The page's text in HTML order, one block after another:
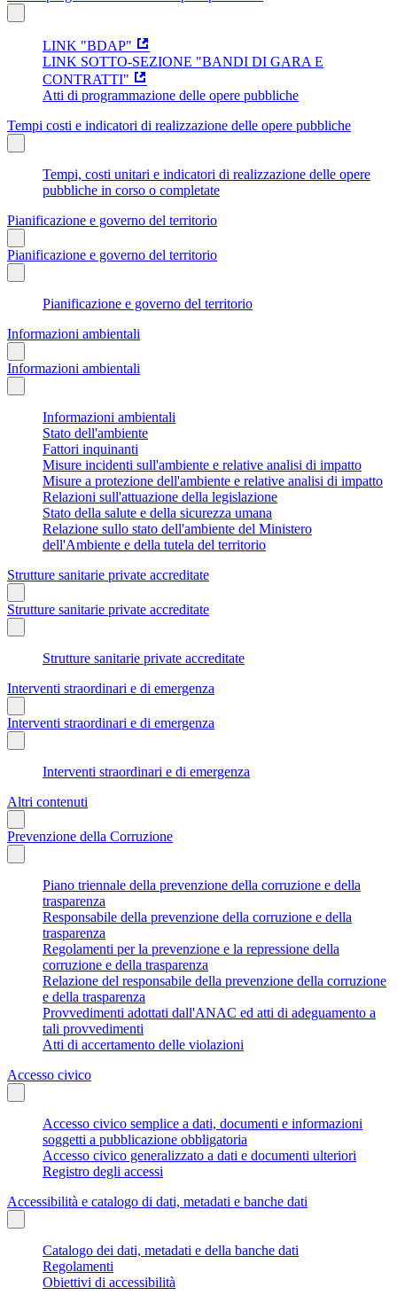
LINK "BDAP"
LINK SOTTO-SEZIONE "BANDI DI GARA E
CONTRATTI"
Atti di programmazione delle opere pubbliche
Tempi costi e indicatori di realizzazione delle opere pubbliche
Tempi, costi unitari e indicatori di realizzazione delle opere
pubbliche in corso o completate
Pianificazione e governo del territorio
Pianificazione e governo del territorio
Pianificazione e governo del territorio
Informazioni ambientali
Informazioni ambientali
Informazioni ambientali
Stato dell'ambiente
Fattori inquinanti
Misure incidenti sull'ambiente e relative analisi di impatto
Misure a protezione dell'ambiente e relative analisi di impatto
Relazioni sull'attuazione della legislazione
Stato della salute e della sicurezza umana
Relazione sullo stato dell'ambiente del Ministero
dell'Ambiente e della tutela del territorio
Strutture sanitarie private accreditate
Strutture sanitarie private accreditate
Strutture sanitarie private accreditate
Interventi straordinari e di emergenza
Interventi straordinari e di emergenza
Interventi straordinari e di emergenza
Altri contenuti
Prevenzione della Corruzione
Piano triennale della prevenzione della corruzione e della
trasparenza
Responsabile della prevenzione della corruzione e della
trasparenza
Regolamenti per la prevenzione e la repressione della
corruzione e della trasparenza
Relazione del responsabile della prevenzione della corruzione
e della trasparenza
Provvedimenti adottati dall'ANAC ed atti di adeguamento a
tali provvedimenti
Atti di accertamento delle violazioni
Accesso civico
Accesso civico semplice a dati, documenti e informazioni
soggetti a pubblicazione obbligatoria
Accesso civico generalizzato a dati e documenti ulteriori
Registro degli accessi
Accessibilità e catalogo di dati, metadati e banche dati
Catalogo dei dati, metadati e della banche dati
Regolamenti
Obiettivi di accessibilità